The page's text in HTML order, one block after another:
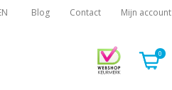
Blog Contact Mijn account
0